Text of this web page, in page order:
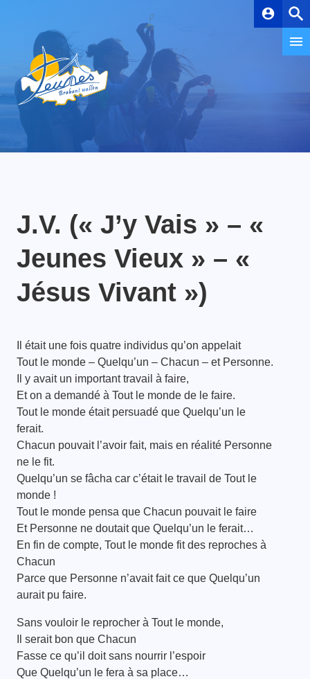
account_circle
J.V. (« J’y Vais » – «
Jeunes Vieux » – «
Jésus Vivant »)
Il était une fois quatre individus qu’on appelait
Tout le monde – Quelqu’un – Chacun – et Personne.
Il y avait un important travail à faire,
Et on a demandé à Tout le monde de le faire.
Tout le monde était persuadé que Quelqu’un le
ferait.
Chacun pouvait l’avoir fait, mais en réalité Personne
ne le fit.
Quelqu’un se fâcha car c’était le travail de Tout le
monde !
Tout le monde pensa que Chacun pouvait le faire
Et Personne ne doutait que Quelqu’un le ferait…
En fin de compte, Tout le monde fit des reproches à
Chacun
Parce que Personne n’avait fait ce que Quelqu’un
aurait pu faire.
Sans vouloir le reprocher à Tout le monde,
Il serait bon que Chacun
Fasse ce qu’il doit sans nourrir l’espoir
Que Quelqu’un le fera à sa place…